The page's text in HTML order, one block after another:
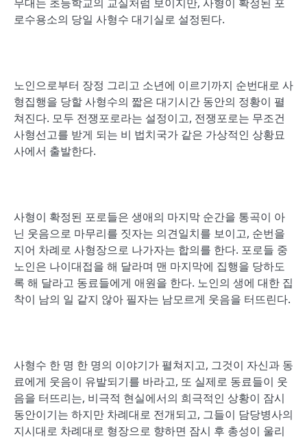
로수용소의 당일 사형수 대기실로 설정된다.
노인으로부터 장정 그리고 소년에 이르기까지 순번대로 사
형집행을 당할 사형수의 짧은 대기시간 동안의 정황이 펼
쳐진다. 모두 전쟁포로라는 설정이고, 전쟁포로는 무조건
사형선고를 받게 되는 비 법치국가 같은 가상적인 상황묘
사에서 출발한다.
사형이 확정된 포로들은 생애의 마지막 순간을 통곡이 아
닌 웃음으로 마무리를 짓자는 의견일치를 보이고, 순번을
지어 차례로 사형장으로 나가자는 합의를 한다. 포로들 중
노인은 나이대접을 해 달라며 맨 마지막에 집행을 당하도
록 해 달라고 동료들에게 애원을 한다. 노인의 생에 대한 집
착이 남의 일 같지 않아 필자는 남모르게 웃음을 터뜨린다.
사형수 한 명 한 명의 이야기가 펼쳐지고, 그것이 자신과 동
료에게 웃음이 유발되기를 바라고, 또 실제로 동료들이 웃
음을 터뜨리는, 비극적 현실에서의 희극적인 상황이 잠시
동안이기는 하지만 차례대로 전개되고, 그들이 담당병사의
지시대로 차례대로 형장으로 향하면 잠시 후 총성이 울리